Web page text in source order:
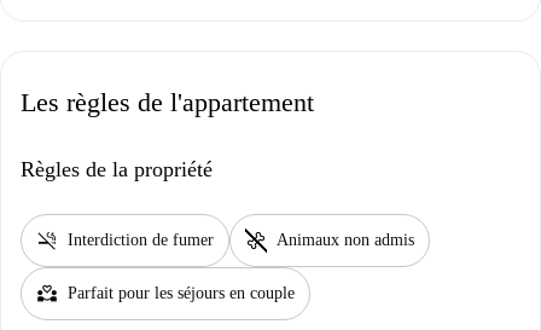
Les règles de l'appartement
Règles de la propriété
smoke_free Interdiction de fumer pet_supplies Animaux non admis
partner_heart Parfait pour les séjours en couple